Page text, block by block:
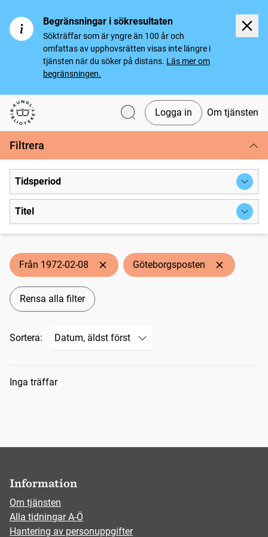
Begränsningar i sökresultaten
Sökträffar som är yngre än 100 år och
omfattas av upphovsrätten visas inte längre i
tjänsten när du söker på distans. Läs mer om
begränsningen.
Svenska tidningar
Logga in Om tjänsten
Filtrera
Tidsperiod
Titel
Från 1972-02-08 Göteborgsposten
Rensa alla filter
Sortera:
Sökresultat
Inga träffar
Information
Om tjänsten
Alla tidningar A-Ö
Hantering av personuppgifter